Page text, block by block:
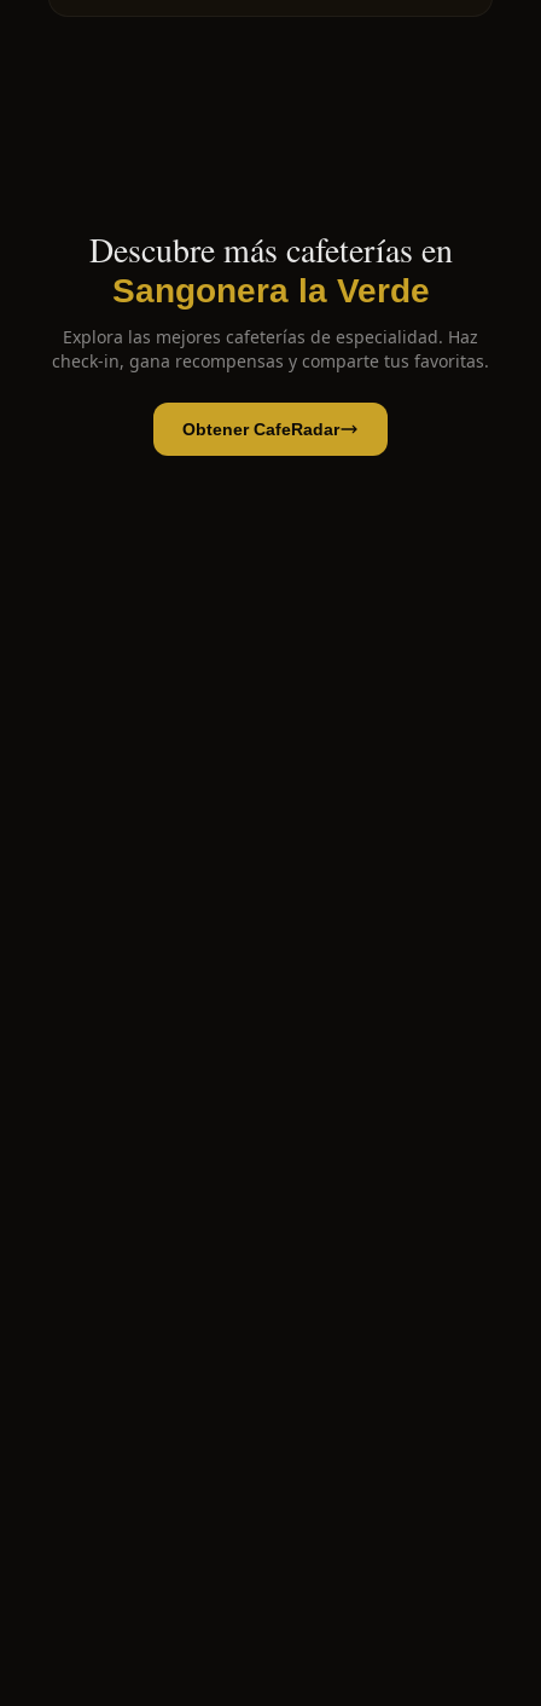
Descubre más cafeterías en
Sangonera la Verde
Explora las mejores cafeterías de especialidad. Haz
check-in, gana recompensas y comparte tus favoritas.
Obtener CafeRadar